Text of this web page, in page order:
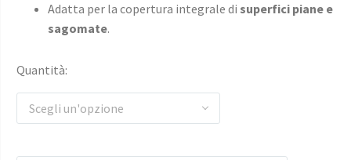
Adatta per la copertura integrale di superfici piane e
sagomate.
Quantità
Scegli un'opzione